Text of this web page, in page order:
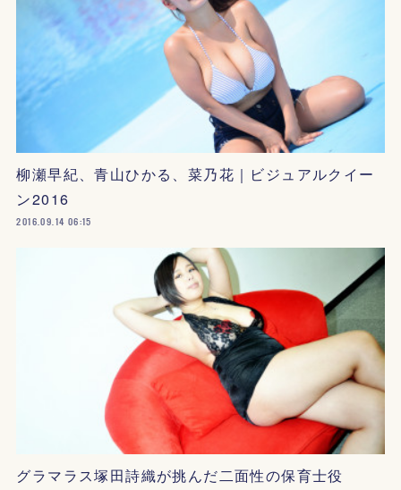
柳瀬早紀、青山ひかる、菜乃花｜ビジュアルクイー
ン2016
2016.09.14 06:15
グラマラス塚田詩織が挑んだ二面性の保育士役